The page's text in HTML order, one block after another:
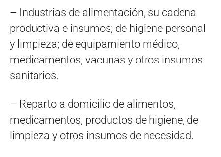
– Industrias de alimentación, su cadena
productiva e insumos; de higiene personal
y limpieza; de equipamiento médico,
medicamentos, vacunas y otros insumos
sanitarios.
– Reparto a domicilio de alimentos,
medicamentos, productos de higiene, de
limpieza y otros insumos de necesidad.